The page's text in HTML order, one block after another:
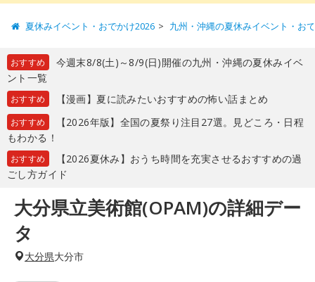
夏休みイベント・おでかけ2026 九州・沖縄の夏休みイベント・お
おすすめ
今週末8/8(土)～8/9(日)開催の九州・沖縄の夏休みイベ
ント一覧
おすすめ 【漫画】夏に読みたいおすすめの怖い話まとめ
おすすめ
【2026年版】全国の夏祭り注目27選。見どころ・日程
もわかる！
おすすめ
【2026夏休み】おうち時間を充実させるおすすめの過
ごし方ガイド
大分県立美術館(OPAM)の詳細デー
タ
大分県大分市